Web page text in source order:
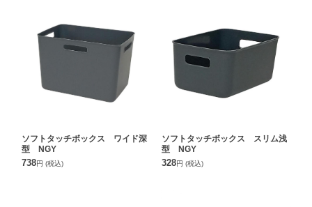
ソフトタッチボックス ワイド深
型 NGY
738円 (税込)
ソフトタッチボックス スリム浅
型 NGY
328円 (税込)